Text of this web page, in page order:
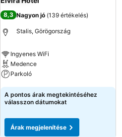
8,3 Nagyon jó (139 értékelés)
Stalis, Görögország
Ingyenes WiFi
Medence
Parkoló
Árak megjelenítése
A pontos árak megtekintéséhez
válasszon dátumokat
Árak megjelenítése